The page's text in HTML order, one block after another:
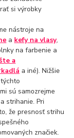
si výrobky
nástroje na
a kefy na vlasy,
na farbenie a
a
a iné). Nižšie
sú samozrejme
strihanie. Pri
že presnosť strihu
značiek.